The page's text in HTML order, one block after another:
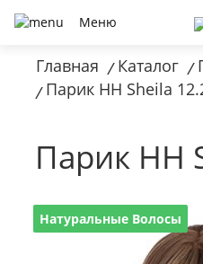
Меню
Главная / Каталог /
/ Парик HH Sheila
Парик HH
Натуральные Волосы